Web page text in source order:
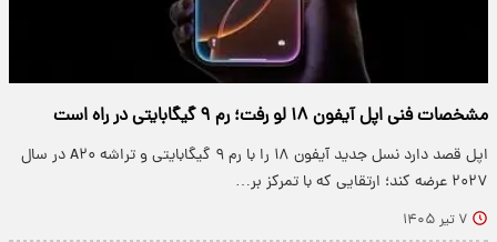
مشخصات فنی اپل آیفون ۱۸ لو رفت؛ رم ۹ گیگابایتی در راه است
اپل قصد دارد نسل جدید آیفون ۱۸ را با رم ۹ گیگابایتی و تراشه A۲۰ در سال
۲۰۲۷ عرضه کند؛ ارتقایی که با تمرکز بر…
۷ تیر ۱۴۰۵